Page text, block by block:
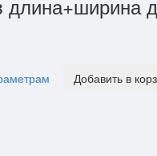
длина+ширина
Добавить в